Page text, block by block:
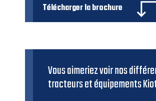
Télécharger la brochure
Vous aimeriez voir nos
tracteurs et équipements